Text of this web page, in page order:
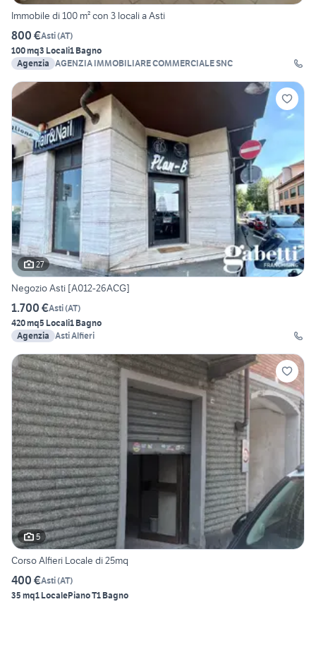
Immobile di 100 m² con 3 locali a Asti
800 €Asti(AT)
100 mq3 Locali1 Bagno
Agenzia AGENZIA IMMOBILIARE COMMERCIALE SNC
27
Negozio Asti [A012-26ACG]
1.700 €Asti(AT)
420 mq5 Locali1 Bagno
Agenzia Asti Alfieri
5
Corso Alfieri Locale di 25mq
400 €Asti(AT)
35 mq1 LocalePiano T1 Bagno